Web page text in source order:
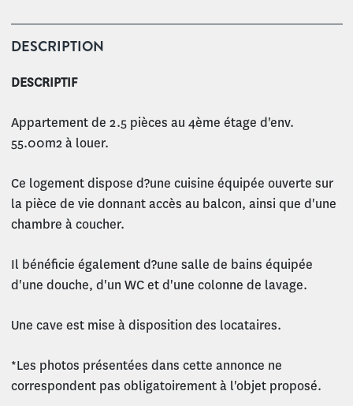
DESCRIPTION
DESCRIPTIF
Appartement de 2.5 pièces au 4ème étage d'env.
55.00m2 à louer.
Ce logement dispose d?une cuisine équipée ouverte sur
la pièce de vie donnant accès au balcon, ainsi que d'une
chambre à coucher.
Il bénéficie également d?une salle de bains équipée
d'une douche, d'un WC et d'une colonne de lavage.
Une cave est mise à disposition des locataires.
*Les photos présentées dans cette annonce ne
correspondent pas obligatoirement à l'objet proposé.